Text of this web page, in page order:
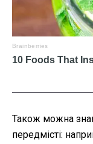
Також можна
передмісті: